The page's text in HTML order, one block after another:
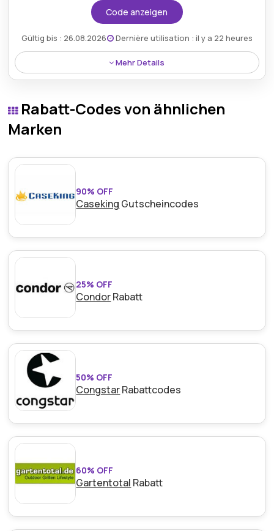
Code anzeigen
Gültig bis : 26.08.2026 Dernière utilisation : il y a 22 heures
Mehr Details
Käufer können 15€ Rabatt auf Bestellungen über 50€
und dadurch Premium-Brillen und Linsen
erschwinglicher machen.
Rabatt-Codes von ähnlichen
Marken
90% OFF
Caseking Gutscheincodes
25% OFF
CondorRabatt
50% OFF
CongstarRabattcodes
60% OFF
Gartentotal Rabatt